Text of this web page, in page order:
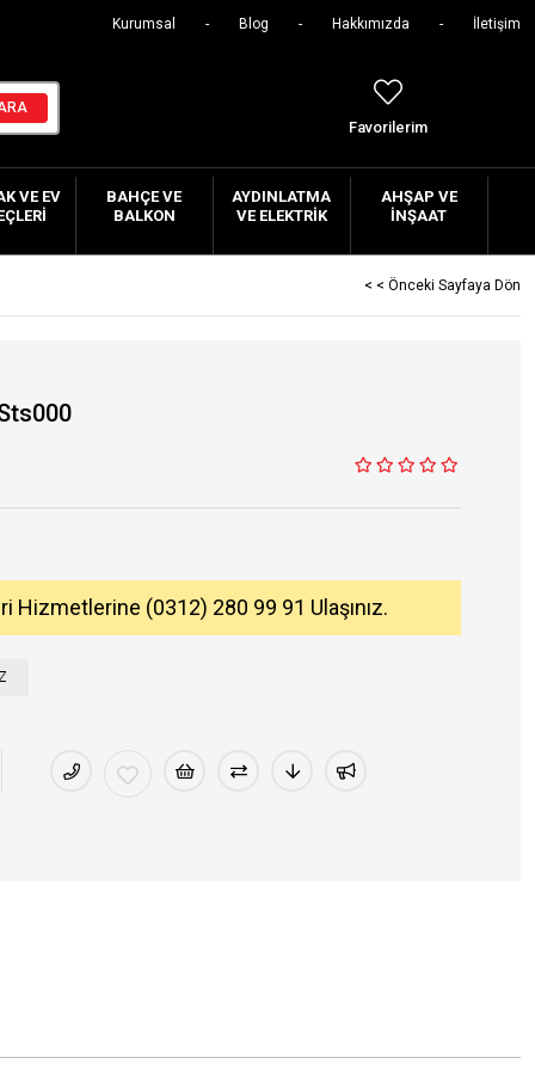
Kurumsal Blog Hakkımızda İletişim
Favorilerim
VE EV
BAHÇE VE
BALKON
AYDINLATMA
VE ELEKTRIK
AHŞAP VE
İNŞAAT
< < Önceki Sayfaya Dön
Hizmetlerine (0312) 280 99 91 Ulaşınız.